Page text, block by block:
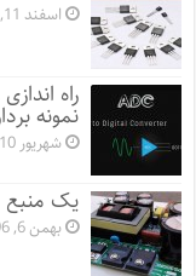
اسفند 11, 1396
نمونه
شهریور 10, 1397
یک منبع
بهمن 6, 1396